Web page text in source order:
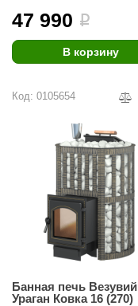
47 990 i
В корзину
Код: 0105654
Банная печь Везувий
Ураган Ковка 16 (270)